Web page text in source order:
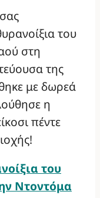
του
στη
της
με δωρεά
η
πέντε
του
Ντοντόμα